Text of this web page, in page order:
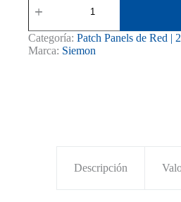
Panel
Ultramax
Plano
24
Categoría: Patch Panels de Red |
Marca: Siemon
Descripción